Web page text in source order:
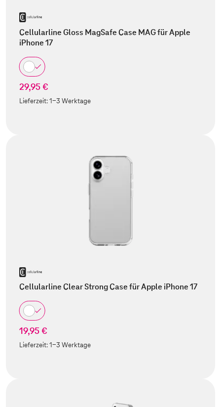
Cellularline Gloss MagSafe Case MAG für Apple
iPhone 17
29,95 €
Lieferzeit:1-3 Werktage
Cellularline Clear Strong Case für Apple iPhone 17
19,95 €
Lieferzeit:1-3 Werktage